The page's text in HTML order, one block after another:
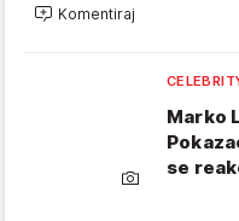
Komentiraj
Marko
se